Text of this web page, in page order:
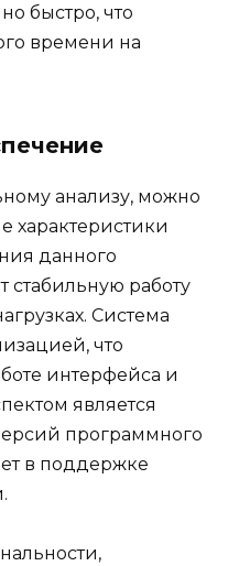
быстро, что
времени на
анализу, можно
характеристики
данного
стабильную работу
Система
что
интерфейса и
является
программного
в поддержке